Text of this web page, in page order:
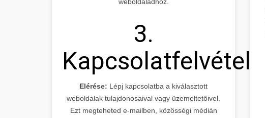
3.
Kapcsolatfelvétel
Elérése: Lépj kapcsolatba a kiválasztott
weboldalak tulajdonosaival vagy üzemeltetőivel.
Ezt megteheted e-mailben, közösségi médián